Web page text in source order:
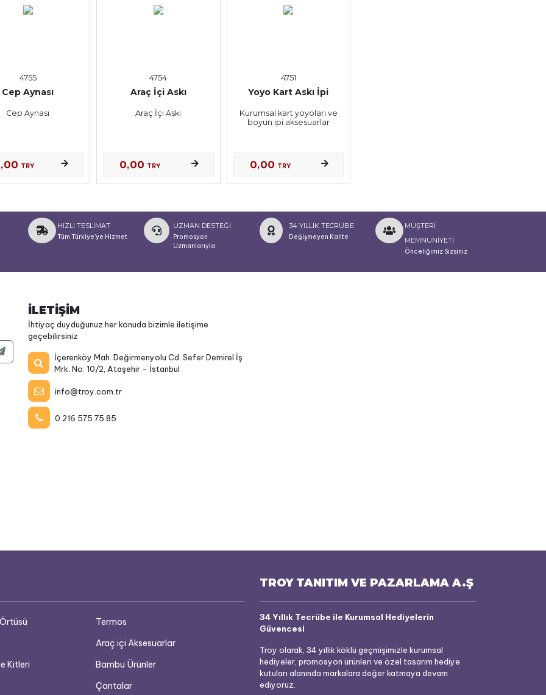
4755
Cep Aynası
Cep Aynası
TRY
4754
Araç İçi Askı
Araç İçi Askı
0,00 TRY
4751
Yoyo Kart Askı İpi
Kurumsal kart yoyoları ve
boyun ipi aksesuarlar
0,00 TRY
HIZLI TESLİMAT
Tüm Türkiye'ye Hizmet
UZMAN DESTEĞİ
Promosyon
Uzmanlarıyla
34 YILLIK TECRÜBE
Değişmeyen Kalite
MÜŞTERİ
MEMNUNİYETİ
Önceliğimiz Sizsiniz
İLETİŞİM
İhtiyaç duyduğunuz her konuda bizimle iletişime
geçebilirsiniz
İçerenköy Mah. Değirmenyolu Cd. Sefer Demirel İş
Mrk. No: 10/2, Ataşehir - İstanbul
info@troy.com.tr
0 216 575 75 85
Kitleri
Termos
Araç içi Aksesuarlar
Bambu Ürünler
Çantalar
TROY TANITIM VE PAZARLAMA A.Ş
34 Yıllık Tecrübe ile Kurumsal Hediyelerin
Güvencesi
Troy olarak, 34 yıllık köklü geçmişimizle kurumsal
hediyeler, promosyon ürünleri ve özel tasarım hediye
kutuları alanında markalara değer katmaya devam
ediyoruz.